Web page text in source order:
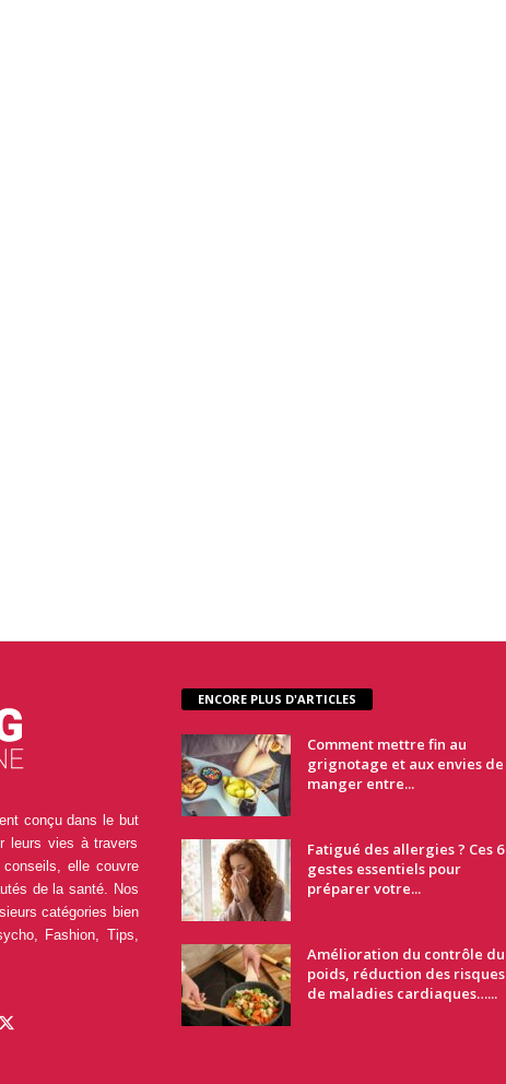
conçu dans le but
leurs vies à travers
conseils, elle couvre
de la santé. Nos
catégories bien
Fashion, Tips,
ENCORE PLUS D'ARTICLES
Comment mettre fin au
grignotage et aux envies de
manger entre...
Fatigué des allergies ? Ces 6
gestes essentiels pour
préparer votre...
Amélioration du contrôle du
poids, réduction des risques
de maladies cardiaques…...